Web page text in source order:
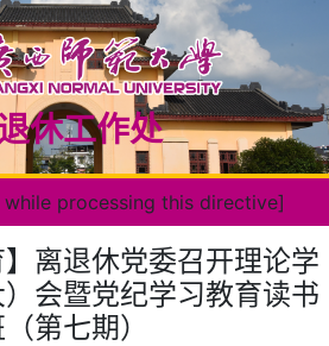
休工作处
processing this directive]
】离退休党委召开理论学
会暨党纪学习教育读书
第七期）